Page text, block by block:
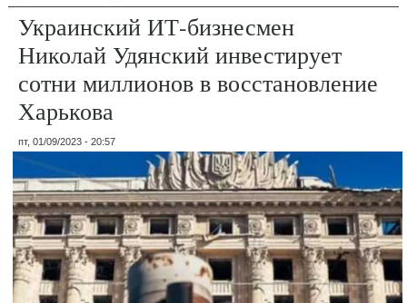
Украинский ИТ-бизнесмен
Николай Удянский инвестирует
сотни миллионов в восстановление
Харькова
пт, 01/09/2023 - 20:57